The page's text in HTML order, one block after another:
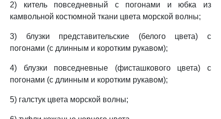
2) китель повседневный с погонами и юбка из
камвольной костюмной ткани цвета морской волны;
3) блузки представительские (белого цвета) с
погонами (с длинным и коротким рукавом);
4) блузки повседневные (фисташкового цвета) с
погонами (с длинным и коротким рукавом);
5) галстук цвета морской волны;